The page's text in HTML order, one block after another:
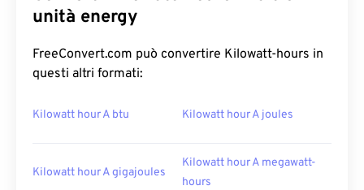
unità energy
FreeConvert.com può convertire Kilowatt-hours in
questi altri formati:
Kilowatt hour A btu Kilowatt hour A joules
Kilowatt hour A gigajoules
Kilowatt hour A megawatt-
hours